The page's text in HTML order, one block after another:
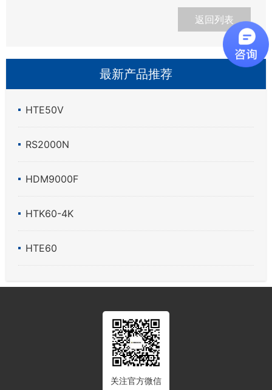
最新产品推荐
HTE50V
RS2000N
HDM9000F
HTK60-4K
HTE60
返回列表
关注官方微信